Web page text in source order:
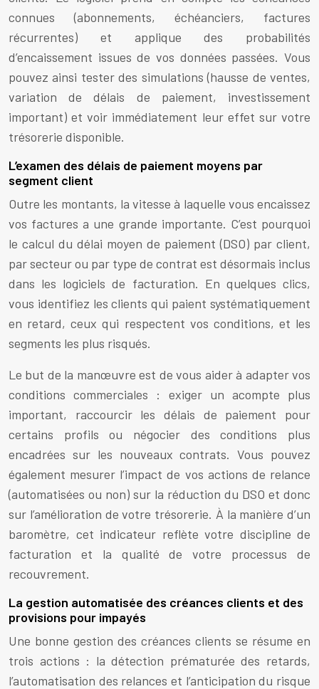
connues (abonnements, échéanciers, factures
récurrentes) et applique des probabilités
d’encaissement issues de vos données passées. Vous
pouvez ainsi tester des simulations (hausse de ventes,
variation de délais de paiement, investissement
important) et voir immédiatement leur effet sur votre
trésorerie disponible.
L’examen des délais de paiement moyens par
segment client
Outre les montants, la vitesse à laquelle vous encaissez
vos factures a une grande importante. C’est pourquoi
le calcul du délai moyen de paiement (DSO) par client,
par secteur ou par type de contrat est désormais inclus
dans les logiciels de facturation. En quelques clics,
vous identifiez les clients qui paient systématiquement
en retard, ceux qui respectent vos conditions, et les
segments les plus risqués.
Le but de la manœuvre est de vous aider à adapter vos
conditions commerciales : exiger un acompte plus
important, raccourcir les délais de paiement pour
certains profils ou négocier des conditions plus
encadrées sur les nouveaux contrats. Vous pouvez
également mesurer l’impact de vos actions de relance
(automatisées ou non) sur la réduction du DSO et donc
sur l’amélioration de votre trésorerie. À la manière d’un
baromètre, cet indicateur reflète votre discipline de
facturation et la qualité de votre processus de
recouvrement.
La gestion automatisée des créances clients et des
provisions pour impayés
Une bonne gestion des créances clients se résume en
trois actions : la détection prématurée des retards,
l’automatisation des relances et l’anticipation du risque